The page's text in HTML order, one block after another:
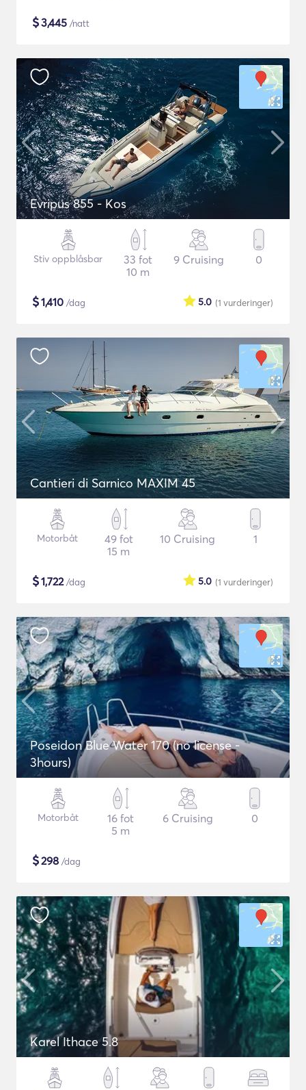
$3,445 /natt
Evripus 855 - Kos
Stiv oppblåsbar
33 fot
10 m
9 Cruising 0
$1,410 /dag (1 vurderinger)
5.0
Cantieri di Sarnico MAXIM 45
Motorbåt
49 fot
15 m
10 Cruising 1
$1,722/dag (1 vurderinger)
5.0
Poseidon Blue Water 170 (no license -
3hours)
Motorbåt
16 fot
5 m
6 Cruising 0
$298 /dag
Karel Ithace 5.8